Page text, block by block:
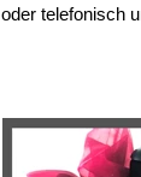
oder telefonisch